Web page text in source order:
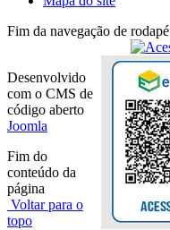
Fim da navegação de rodapé
Desenvolvido
com o CMS de
código aberto
Joomla
Fim do
conteúdo da
página
Voltar para o
topo